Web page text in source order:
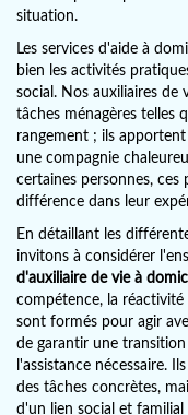
situation.
Les services d'aide à
bien les activités
social. Nos auxiliaires de
tâches ménagères telles
rangement ; ils
une compagnie
certaines personnes,
différence dans leur
En détaillant les
invitons à considérer
d'auxiliaire de vie à
compétence, la
sont formés pour agir
de garantir une
l'assistance nécessaire.
des tâches concrètes,
d'un lien social et